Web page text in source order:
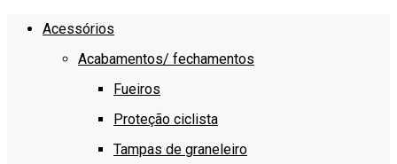
Acessórios
Acabamentos/ fechamentos
Fueiros
Proteção ciclista
Tampas de graneleiro